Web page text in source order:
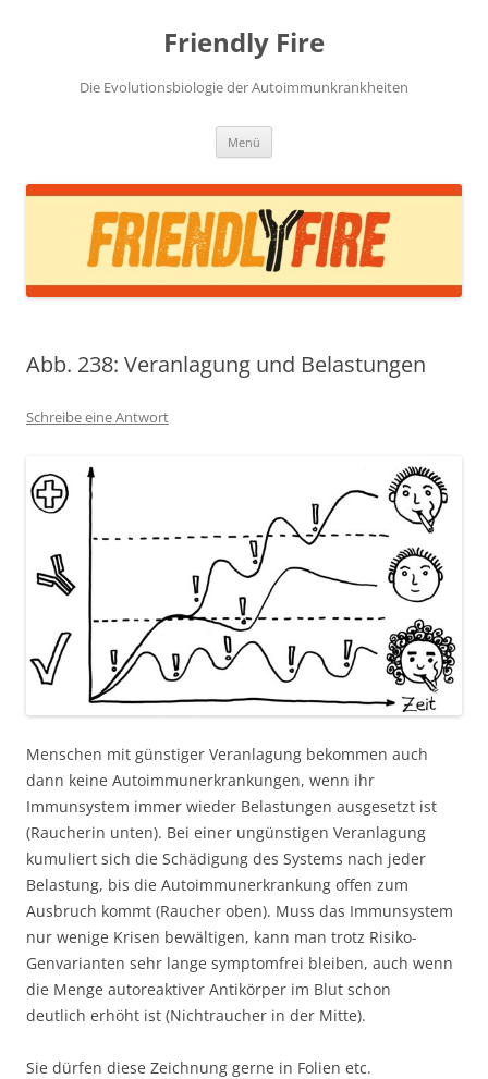
Friendly Fire
Die Evolutionsbiologie der Autoimmunkrankheiten
Menü
Abb. 238: Veranlagung und Belastungen
Schreibe eine Antwort
Menschen mit günstiger Veranlagung bekommen auch
dann keine Autoimmunerkrankungen, wenn ihr
Immunsystem immer wieder Belastungen ausgesetzt ist
(Raucherin unten). Bei einer ungünstigen Veranlagung
kumuliert sich die Schädigung des Systems nach jeder
Belastung, bis die Autoimmunerkrankung offen zum
Ausbruch kommt (Raucher oben). Muss das Immunsystem
nur wenige Krisen bewältigen, kann man trotz Risiko-
Genvarianten sehr lange symptomfrei bleiben, auch wenn
die Menge autoreaktiver Antikörper im Blut schon
deutlich erhöht ist (Nichtraucher in der Mitte).
Sie dürfen diese Zeichnung gerne in Folien etc.